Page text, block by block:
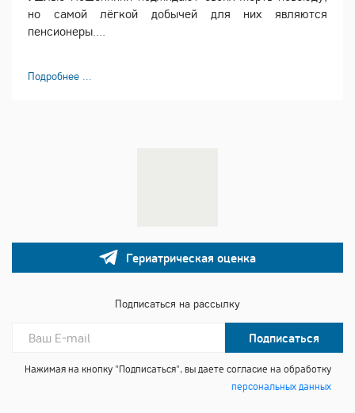
но самой лёгкой добычей для них являются
пенсионеры....
Подробнее ...
Гериатрическая оценка
Подписаться на рассылку
Подписаться
Нажимая на кнопку "Подписаться", вы даете согласие на обработку
персональных данных